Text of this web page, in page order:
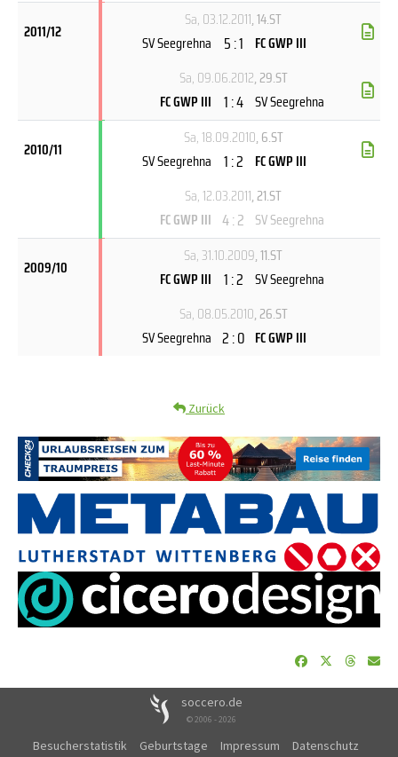
2011/12
Sa, 03.12.2011, 14.ST
SV Seegrehna
5 : 1 FC GWP III
Sa, 09.06.2012, 29.ST
FC GWP III 1 : 4 SV Seegrehna
2010/11
Sa, 18.09.2010, 6.ST
SV Seegrehna 1 : 2 FC GWP III
Sa, 12.03.2011, 21.ST
FC GWP III 4 : 2 SV Seegrehna
2009/10
Sa, 31.10.2009, 11.ST
FC GWP III 1 : 2 SV Seegrehna
Sa, 08.05.2010, 26.ST
SV Seegrehna 2 : 0 FC GWP III
Zurück
soccero.de
© 2006 - 2026
Besucherstatistik Geburtstage Impressum
Datenschutz